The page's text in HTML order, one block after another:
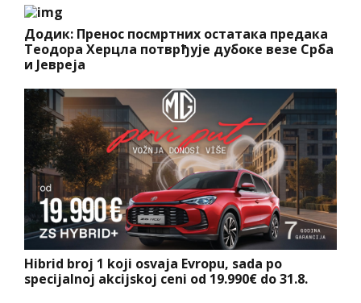
Додик: Пренос посмртних остатака предака
Теодора Херцла потврђује дубоке везе Срба
и Јевреја
Hibrid broj 1 koji osvaja Evropu, sada po
specijalnoj akcijskoj ceni od 19.990€ do 31.8.